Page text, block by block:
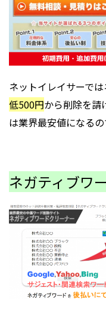
ネットイレイサーで
低500円から削除を請
は業界最安値になる
ネガティブワ